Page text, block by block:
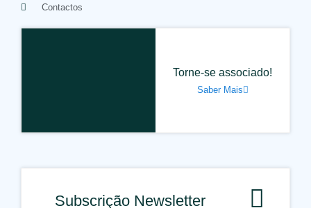
Contactos
Torne-se associado!
Saber Mais
Subscrição Newsletter